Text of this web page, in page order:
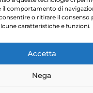
il comportamento di
o ritirare il consenso
caratteristiche e funzioni.
Accetta
Nega